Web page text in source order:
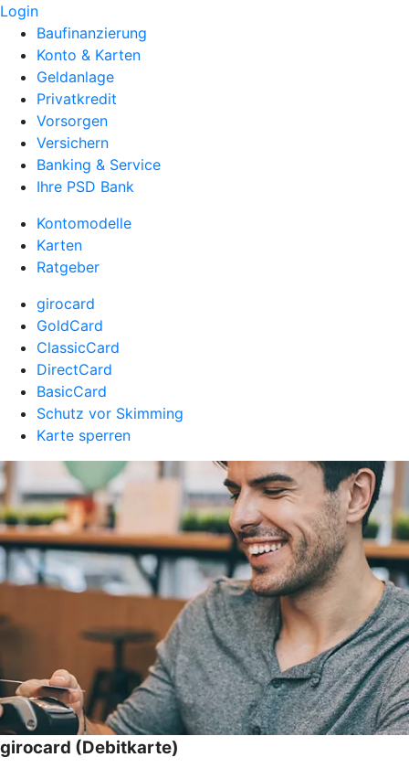
Login
Baufinanzierung
Konto & Karten
Geldanlage
Privatkredit
Vorsorgen
Versichern
Banking & Service
Ihre PSD Bank
Kontomodelle
Karten
Ratgeber
girocard
GoldCard
ClassicCard
DirectCard
BasicCard
Schutz vor Skimming
Karte sperren
girocard (Debitkarte)